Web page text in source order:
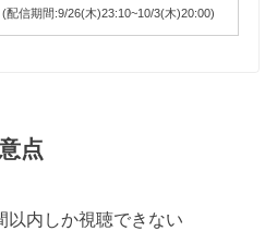
(配信期間:9/26(木)23:10~10/3(木)20:00)
点
以内しか視聴できない